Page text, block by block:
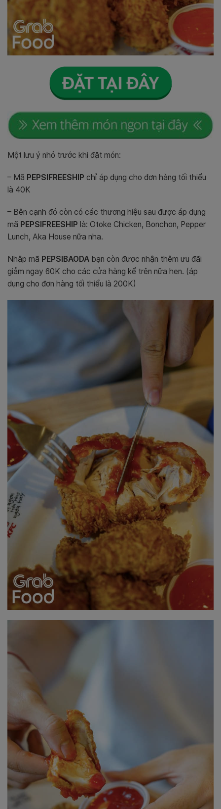
Một lưu ý nhỏ trước khi đặt món:
– Mã PEPSIFREESHIP chỉ áp dụng cho đơn hàng tối thiểu
là 40K
– Bên cạnh đó còn có các thương hiệu sau được áp dụng
mã PEPSIFREESHIP là: Otoke Chicken, Bonchon, Pepper
Lunch, Aka House nữa nha.
Nhập mã PEPSIBAODA bạn còn được nhận thêm ưu đãi
giảm ngay 60K cho các cửa hàng kể trên nữa hen. (áp
dụng cho đơn hàng tối thiểu là 200K)